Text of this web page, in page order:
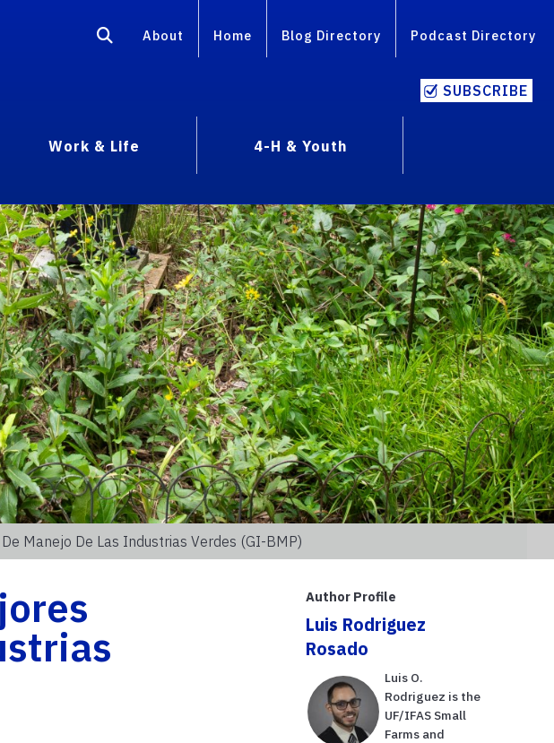
About Home Blog Directory Podcast Directory
SUBSCRIBE
Work & Life
4-H & Youth
Manejo De Las Industrias Verdes (GI-BMP)
Author Profile
Luis Rodriguez
Rosado
Luis O.
Rodriguez is the
UF/IFAS Small
Farms and